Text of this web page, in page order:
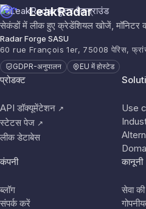
LeakRadar
सेकंडों में लीक हुए क्रेडेंशियल खोजें, मॉनिटर
Radar Forge SASU
60 rue François 1er, 75008 पेरिस,
GDPR-अनुपालन EU में होस्टेड
प्रोडक्ट
API डॉक्यूमेंटेशन ↗
स्टेटस पेज ↗
लीक डेटाबेस
Use
कंपनी
ब्लॉग
संपर्क करें
कानूनी
सेवा